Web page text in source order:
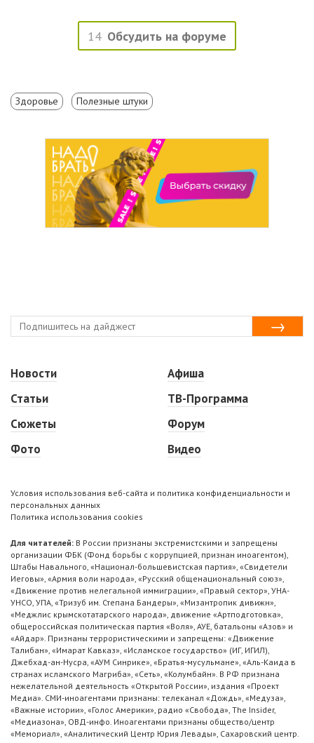
14 Обсудить на форуме
Здоровье Полезные штуки
Новости
Статьи
Сюжеты
Фото
Афиша
ТВ-Программа
Форум
Видео
Условия использования веб-сайта и политика конфиденциальности и
персональных данных
Политика использования cookies
Для читателей: В России признаны экстремистскими и запрещены
организации ФБК (Фонд борьбы с коррупцией, признан иноагентом),
Штабы Навального, «Национал-большевистская партия», «Свидетели
Иеговы», «Армия воли народа», «Русский общенациональный союз»,
«Движение против нелегальной иммиграции», «Правый сектор», УНА-
УНСО, УПА, «Тризуб им. Степана Бандеры», «Мизантропик дивижн»,
«Меджлис крымскотатарского народа», движение «Артподготовка»,
общероссийская политическая партия «Воля», АУЕ, батальоны «Азов» и
«Айдар». Признаны террористическими и запрещены: «Движение
Талибан», «Имарат Кавказ», «Исламское государство» (ИГ, ИГИЛ),
Джебхад-ан-Нусра, «АУМ Синрике», «Братья-мусульмане», «Аль-Каида в
странах исламского Магриба», «Сеть», «Колумбайн». В РФ признана
нежелательной деятельность «Открытой России», издания «Проект
Медиа». СМИ-иноагентами признаны: телеканал «Дождь», «Медуза»,
«Важные истории», «Голос Америки», радио «Свобода», The Insider,
«Медиазона», ОВД-инфо. Иноагентами признаны общество/центр
«Мемориал», «Аналитический Центр Юрия Левады», Сахаровский центр.